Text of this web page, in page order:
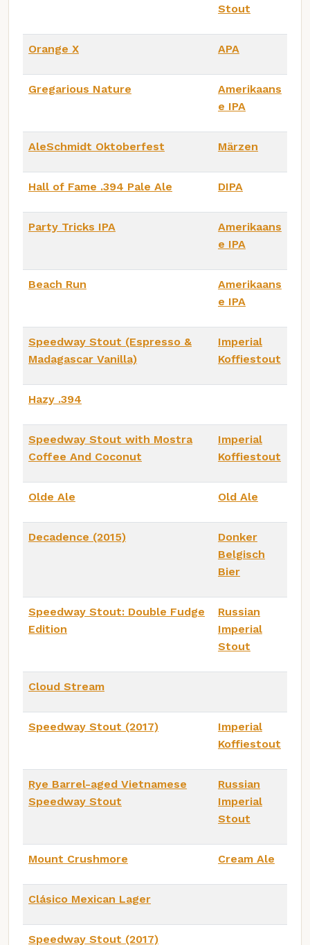
Stout
Orange X APA
Gregarious Nature
Amerikaans
e IPA
AleSchmidt Oktoberfest Märzen
Hall of Fame .394 Pale Ale DIPA
Party Tricks IPA
Amerikaans
e IPA
Beach Run
Amerikaans
e IPA
Speedway Stout (Espresso &
Madagascar Vanilla)
Imperial
Koffiestout
Hazy .394
Speedway Stout with Mostra
Coffee And Coconut
Imperial
Koffiestout
Olde Ale Old Ale
Decadence (2015)
Donker
Belgisch
Bier
Speedway Stout: Double Fudge
Edition
Russian
Imperial
Stout
Cloud Stream
Speedway Stout (2017)
Imperial
Koffiestout
Rye Barrel-aged Vietnamese
Speedway Stout
Russian
Imperial
Stout
Mount Crushmore Cream Ale
Clásico Mexican Lager
Speedway Stout (2017)